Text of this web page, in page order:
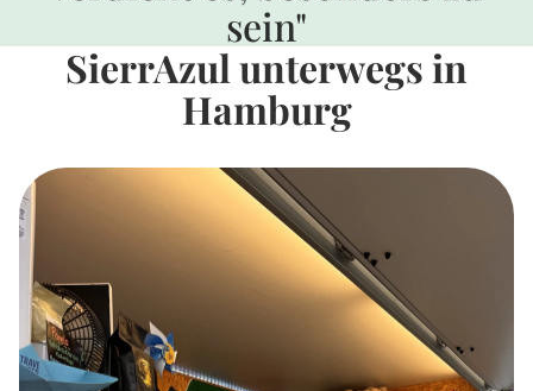
sein"
SierrAzul unterwegs in
Hamburg